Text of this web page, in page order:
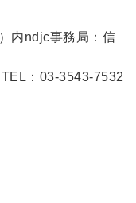
内ndjc事務局：信
：03-3543-7532